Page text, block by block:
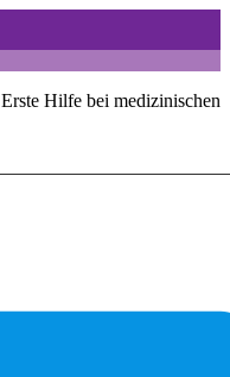
Erste Hilfe bei medizinischen